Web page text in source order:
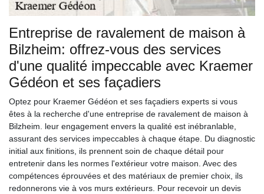
Entreprise de ravalement de maison à
Bilzheim: offrez-vous des services
d'une qualité impeccable avec Kraemer
Gédéon et ses façadiers
Optez pour Kraemer Gédéon et ses façadiers experts si vous
êtes à la recherche d'une entreprise de ravalement de maison à
Bilzheim. leur engagement envers la qualité est inébranlable,
assurant des services impeccables à chaque étape. Du diagnostic
initial aux finitions, ils prennent soin de chaque détail pour
entretenir dans les normes l'extérieur votre maison. Avec des
compétences éprouvées et des matériaux de premier choix, ils
redonnerons vie à vos murs extérieurs. Pour recevoir un devis